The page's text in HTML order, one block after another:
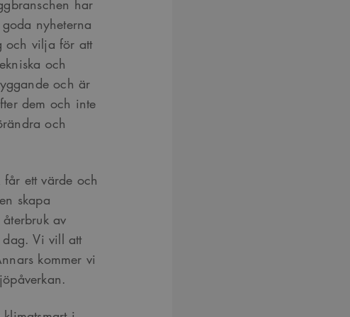
har
nyheterna
och vilja för att
och
och är
dem och inte
och
ett värde och
skapa
av
Vi vill att
kommer vi
månader
Youtube-videor inbäddade i webbplatser; den kan också avgöra om
gränssnittet.
SaaS
29
minuter
59
Det här är en sessionskaka. Detta är en mönstertypskaka där ett slumpmässigt 13-